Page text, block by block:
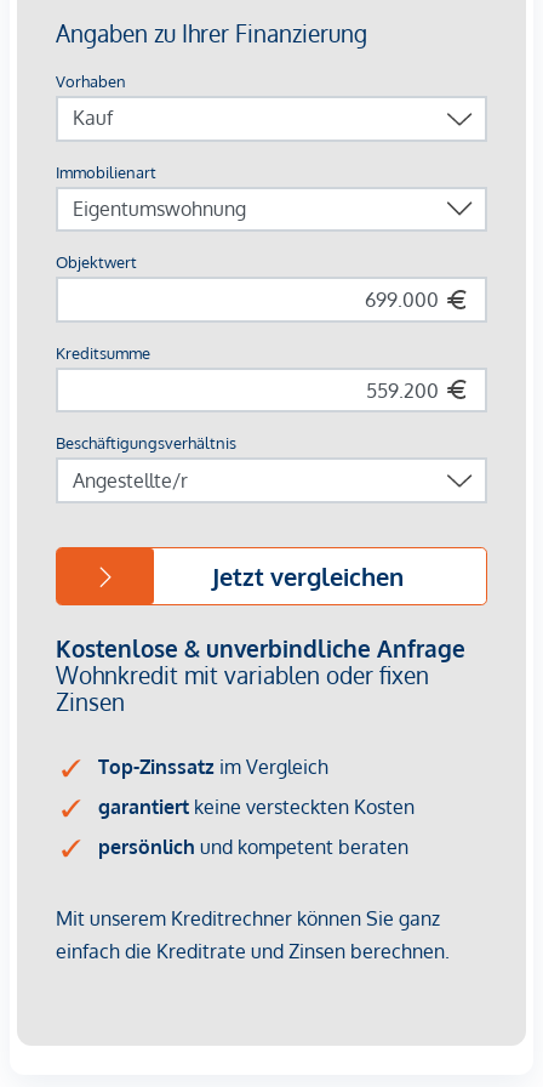
Designer-Ausstattung in den Bädern
Elektrisch steuerbarer Sonnenschutz
Moderne technische Features
HIGHLIGHTS
Wohnflächen von ca. 35 bis 152 m²
Dachterrassen
Ausgezeichnete Infrastruktur
WOHNUNG | TOP 31
Die 2-Zimmer-Wohnung befindet sich im 1. Dachgeschoss
und bietet eine Wohnfläche von ca. 52 m² und eine Loggia
mit ca. 6 m². Die Raumaufteilung gliedert sich wie folgt:
Vorraum (ca. 5 m²)
WC (ca. 2 m²)
Schlafzimmer mit Zugang zum Badezimmer (ca. 12 m²)
Badezimmer mit Badewanne, Dusche und zwei
NACHHALTIGKEIT